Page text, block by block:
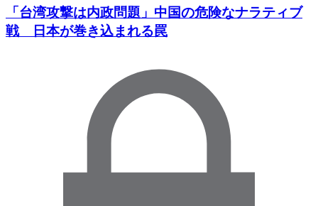
「台湾攻撃は内政問題」中国の危険なナラティブ
戦 日本が巻き込まれる罠